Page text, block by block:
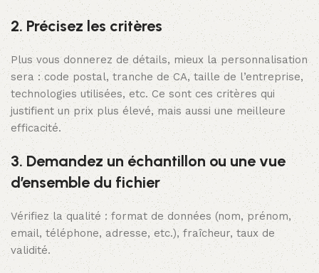
2. Précisez les critères
Plus vous donnerez de détails, mieux la personnalisation
sera : code postal, tranche de CA, taille de l’entreprise,
technologies utilisées, etc. Ce sont ces critères qui
justifient un prix plus élevé, mais aussi une meilleure
efficacité.
3. Demandez un échantillon ou une vue
d’ensemble du fichier
Vérifiez la qualité : format de données (nom, prénom,
email, téléphone, adresse, etc.), fraîcheur, taux de
validité.